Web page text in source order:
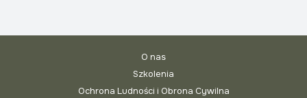
O nas
Szkolenia
Ochrona Ludności i Obrona Cywilna